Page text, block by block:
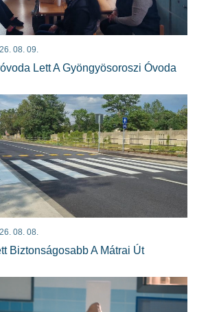
08. 09.
Lett A Gyöngyösoroszi Óvoda
08. 08.
Biztonságosabb A Mátrai Út